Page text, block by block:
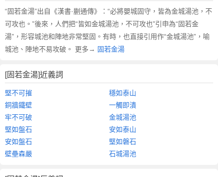
“固若金湯”出自《漢書·蒯通傳》：“必將嬰城固守，皆為金城湯池，不
可攻也。”後來，人們把“皆如金城湯池，不可攻也”引申為“固若金
湯”，形容城池和陣地非常堅固。有時，也直接引用作“金城湯池”，喻
城池、陣地不易攻破。 更多→ 固若金湯
[固若金湯]近義詞
堅不可摧
穩如泰山
銅牆鐵壁
一觸即潰
牢不可破
金城湯池
堅如盤石
安如泰山
安如盤石
堅如磐石
壁壘森嚴
石城湯池